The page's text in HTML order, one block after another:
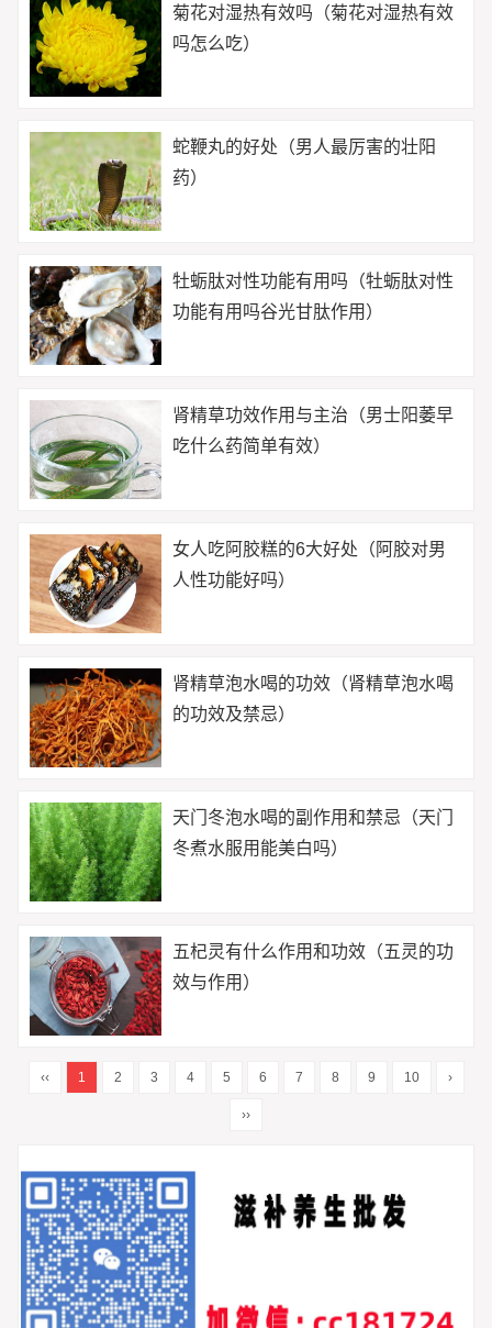
菊花对湿热有效吗（菊花对湿热有效
吗怎么吃）
蛇鞭丸的好处（男人最厉害的壮阳
药）
牡蛎肽对性功能有用吗（牡蛎肽对性
功能有用吗谷光甘肽作用）
肾精草功效作用与主治（男士阳萎早
吃什么药简单有效）
女人吃阿胶糕的6大好处（阿胶对男
人性功能好吗）
肾精草泡水喝的功效（肾精草泡水喝
的功效及禁忌）
天门冬泡水喝的副作用和禁忌（天门
冬煮水服用能美白吗）
五杞灵有什么作用和功效（五灵的功
效与作用）
‹‹ 1 2 3 4 5 6 7 8 9 10 ›
››